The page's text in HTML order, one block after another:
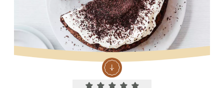
Current rating 5.0. Click to rate.